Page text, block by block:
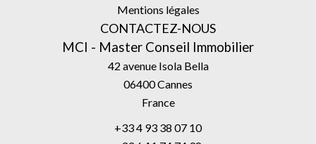
Mentions légales
CONTACTEZ-NOUS
MCI - Master Conseil Immobilier
42 avenue Isola Bella
06400Cannes
France
+33 4 93 38 07 10